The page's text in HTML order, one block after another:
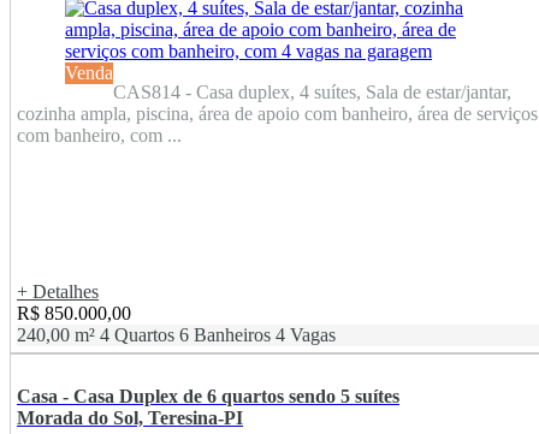
Venda
CAS814 - Casa duplex, 4 suítes, Sala de estar/jantar,
cozinha ampla, piscina, área de apoio com banheiro, área de serviços
com banheiro, com ...
+ Detalhes
R$ 850.000,00
240,00 m² 4 Quartos 6 Banheiros 4 Vagas
Casa - Casa Duplex de 6 quartos sendo 5 suítes
Morada do Sol, Teresina-PI